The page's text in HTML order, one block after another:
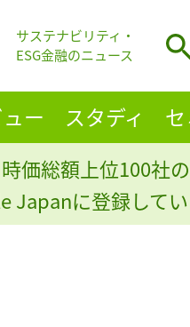
サステナビリティ・
ESG金融のニュース
ー スタディ
時価総額上位100社
Japanに登録して